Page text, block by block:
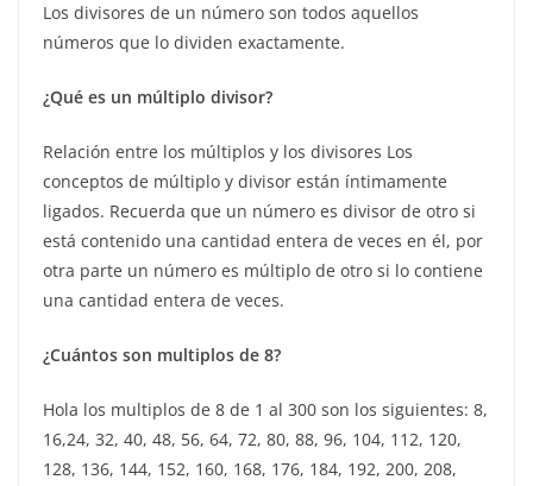
Los divisores de un número son todos aquellos
números que lo dividen exactamente.
¿Qué es un múltiplo divisor?
Relación entre los múltiplos y los divisores Los
conceptos de múltiplo y divisor están íntimamente
ligados. Recuerda que un número es divisor de otro si
está contenido una cantidad entera de veces en él, por
otra parte un número es múltiplo de otro si lo contiene
una cantidad entera de veces.
¿Cuántos son multiplos de 8?
Hola los multiplos de 8 de 1 al 300 son los siguientes: 8,
16,24, 32, 40, 48, 56, 64, 72, 80, 88, 96, 104, 112, 120,
128, 136, 144, 152, 160, 168, 176, 184, 192, 200, 208,